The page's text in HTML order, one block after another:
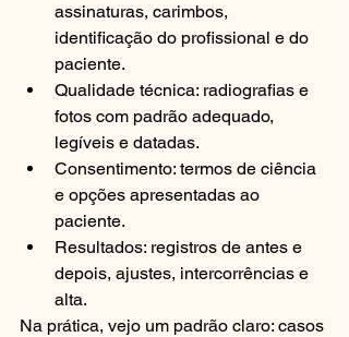
assinaturas, carimbos,
identificação do profissional e do
paciente.
Qualidade técnica: radiografias e
fotos com padrão adequado,
legíveis e datadas.
Consentimento: termos de ciência
e opções apresentadas ao
paciente.
Resultados: registros de antes e
depois, ajustes, intercorrências e
alta.
Na prática, vejo um padrão claro: casos